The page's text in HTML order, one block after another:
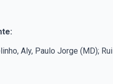
Aly, Paulo Jorge (MD);